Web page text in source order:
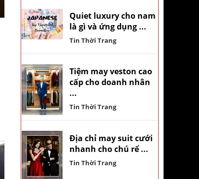
Quiet luxury cho nam
là gì và ứng dụng ...
Tin Thời Trang
Tiệm may veston cao
cấp cho doanh nhân
...
Tin Thời Trang
Địa chỉ may suit cưới
nhanh cho chú rể ...
Tin Thời Trang